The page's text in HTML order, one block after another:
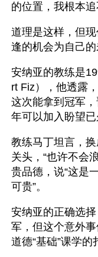
的位置，我根本
道理是这样，但
逢的机会为自己
安纳亚的教练是
rt Fiz），他透露
这次能拿到冠军
年可以加入盼望已
教练马丁坦言，
关头，“也许不会
贵品德，说“这是
可贵”。
安纳亚的正确选
军，但这个意外
道德“基础”课学的